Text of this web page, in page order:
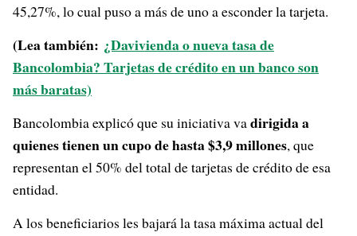
45,27%, lo cual puso a más de uno a esconder la tarjeta.
(Lea también: ¿Davivienda o nueva tasa de
Bancolombia? Tarjetas de crédito en un banco son
más baratas)
Bancolombia explicó que su iniciativa vadirigida a
quienes tienen un cupo de hasta $3,9 millones, que
representan el 50% del total de tarjetas de crédito de esa
entidad.
A los beneficiarios les bajará la tasa máxima actual del